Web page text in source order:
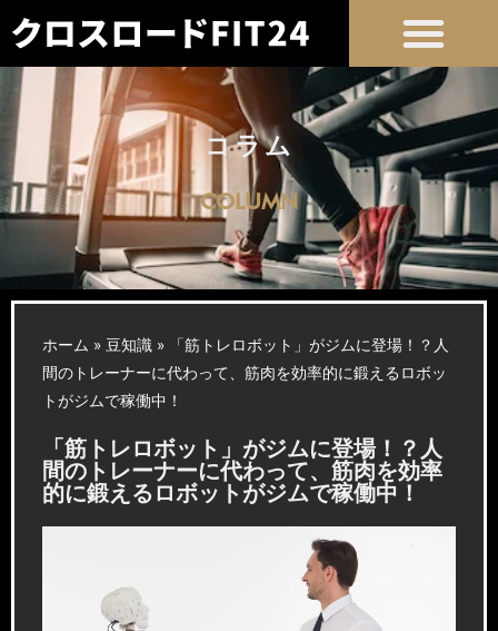
コラム
COLUMN
ホーム » 豆知識 » 「筋トレロボット」がジムに登場！？人
間のトレーナーに代わって、筋肉を効率的に鍛えるロボッ
トがジムで稼働中！
「筋トレロボット」がジムに登場！？人
間のトレーナーに代わって、筋肉を効率
的に鍛えるロボットがジムで稼働中！